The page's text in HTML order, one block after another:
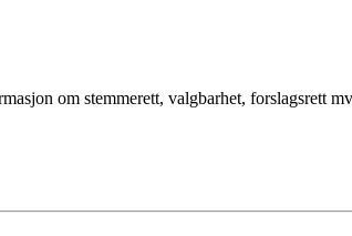
om stemmerett, valgbarhet, forslagsrett